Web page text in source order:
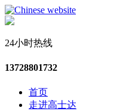
24小时热线
13728801732
首页
走进高士达